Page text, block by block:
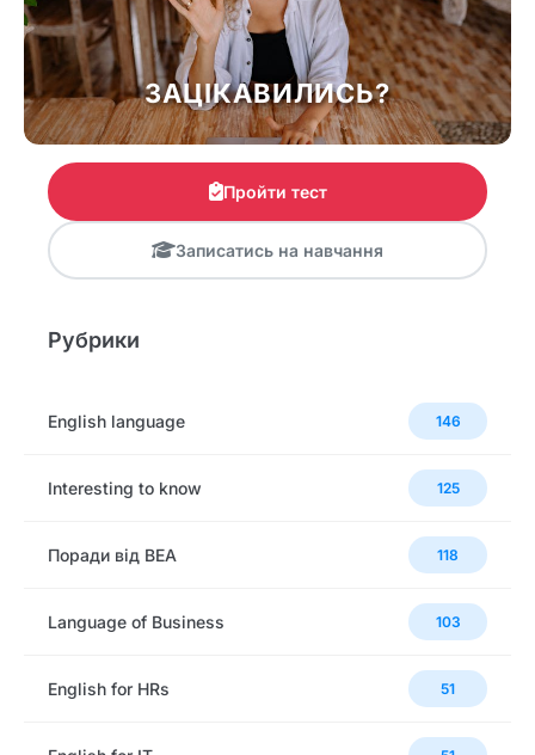
ЗАЦІКАВИЛИСЬ?
Пройти тест
Записатись на навчання
Рубрики
English language 146
Interesting to know 125
Поради від BEA 118
Language of Business 103
English for HRs 51